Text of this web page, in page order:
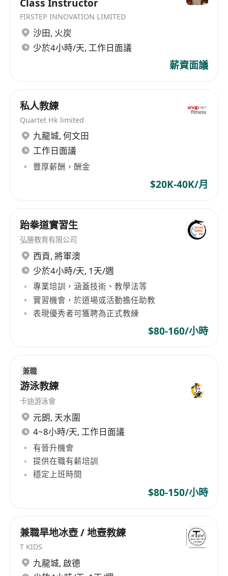
受人尊敬的教育機構，引領學術潮流並樹立社會責
任榜樣，為學生的未來鋪平道路。
Class Instructor
FIRSTEP INNOVATION LIMITED
沙田, 火炭
少於4小時/天, 工作日面議
薪資面議
私人教練
Quartet Hk limited
九龍城, 何文田
工作日面議
豐厚薪酬，酬金
$20K-40K/月
跆拳道實習生
弘勝教育有限公司
西貢, 將軍澳
少於4小時/天, 1天/週
專業培訓，涵蓋技術、教學法等
實習機會，於道場或活動擔任助教
表現優秀者可獲聘為正式教練
$80-160/小時
兼職
游泳教練
卡迪游泳會
元朗, 天水圍
4~8小時/天, 工作日面議
有晉升機會
提供在職有薪培訓
穩定上班時間
$80-150/小時
兼職旱地冰壺 / 地壼教練
T KIDS
九龍城, 啟德